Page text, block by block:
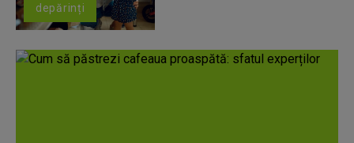
depărinți